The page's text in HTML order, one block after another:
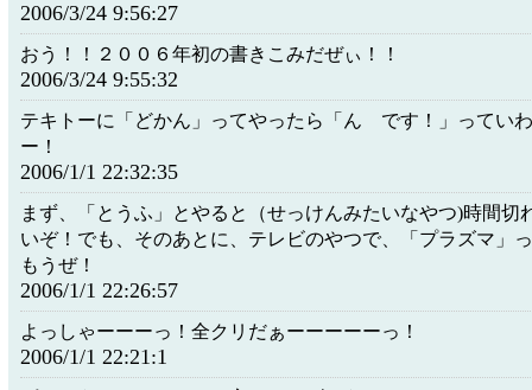
2006/3/24 9:56:27
おう！！２００６年初の書きこみだぜぃ！！
2006/3/24 9:55:32
テキトーに「どかん」ってやったら「ん です！」ってい
ー！
2006/1/1 22:32:35
まず、「とうふ」とやると（せっけんみたいなやつ)時間切
いぞ！でも、そのあとに、テレビのやつで、「プラズマ」
もうぜ！
2006/1/1 22:26:57
よっしゃーーーっ！全クリだぁーーーーーっ！
2006/1/1 22:21:1